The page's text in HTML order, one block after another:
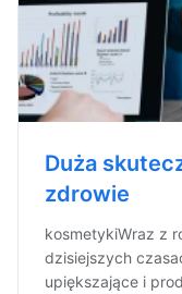
Duża
zdrowie
kosmetykiWraz z
dzisiejszych
upiększające i